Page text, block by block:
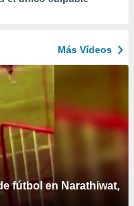
Más Vídeos
fútbol en Narathiwat,